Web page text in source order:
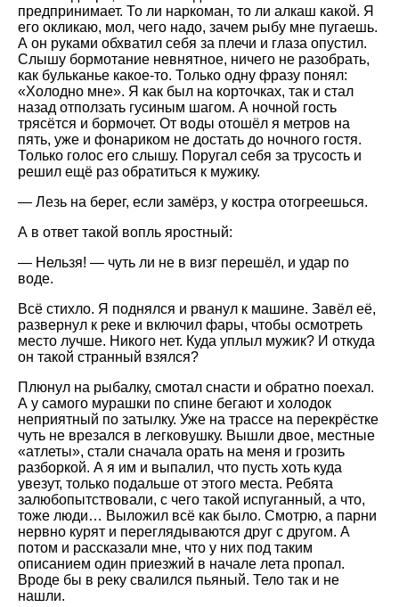
предпринимает. То ли наркоман, то ли алкаш какой. Я
его окликаю, мол, чего надо, зачем рыбу мне пугаешь.
А он руками обхватил себя за плечи и глаза опустил.
Слышу бормотание невнятное, ничего не разобрать,
как бульканье какое-то. Только одну фразу понял:
«Холодно мне». Я как был на корточках, так и стал
назад отползать гусиным шагом. А ночной гость
трясётся и бормочет. От воды отошёл я метров на
пять, уже и фонариком не достать до ночного гостя.
Только голос его слышу. Поругал себя за трусость и
решил ещё раз обратиться к мужику.
— Лезь на берег, если замёрз, у костра отогреешься.
А в ответ такой вопль яростный:
— Нельзя! — чуть ли не в визг перешёл, и удар по
воде.
Всё стихло. Я поднялся и рванул к машине. Завёл её,
развернул к реке и включил фары, чтобы осмотреть
место лучше. Никого нет. Куда уплыл мужик? И откуда
он такой странный взялся?
Плюнул на рыбалку, смотал снасти и обратно поехал.
А у самого мурашки по спине бегают и холодок
неприятный по затылку. Уже на трассе на перекрёстке
чуть не врезался в легковушку. Вышли двое, местные
«атлеты», стали сначала орать на меня и грозить
разборкой. А я им и выпалил, что пусть хоть куда
увезут, только подальше от этого места. Ребята
залюбопытствовали, с чего такой испуганный, а что,
тоже люди… Выложил всё как было. Смотрю, а парни
нервно курят и переглядываются друг с другом. А
потом и рассказали мне, что у них под таким
описанием один приезжий в начале лета пропал.
Вроде бы в реку свалился пьяный. Тело так и не
нашли.